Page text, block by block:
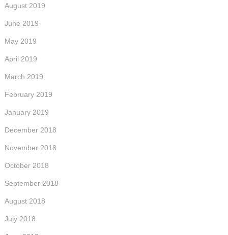
August 2019
June 2019
May 2019
April 2019
March 2019
February 2019
January 2019
December 2018
November 2018
October 2018
September 2018
August 2018
July 2018